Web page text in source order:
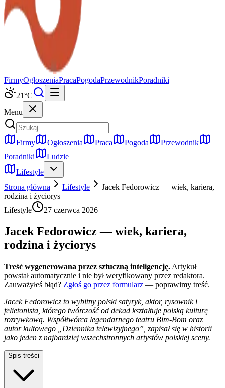
FirmyOgłoszeniaPracaPogodaPrzewodnikPoradniki
21°C
Menu
Firmy Ogłoszenia Praca Pogoda
Przewodnik
Poradniki
Ludzie
Lifestyle
Strona główna
Lifestyle
Jacek Fedorowicz — wiek, kariera,
rodzina i życiorys
Lifestyle
27 czerwca 2026
Jacek Fedorowicz — wiek, kariera,
rodzina i życiorys
Treść wygenerowana przez sztuczną inteligencję. Artykuł
powstał automatycznie i nie był weryfikowany przez redaktora.
Zauważyłeś błąd? Zgłoś go przez formularz — poprawimy treść.
Jacek Fedorowicz to wybitny polski satyryk, aktor, rysownik i
felietonista, którego twórczość od dekad kształtuje polską kulturę
rozrywkową. Współtwórca legendarnego teatru Bim-Bom oraz
autor kultowego „Dziennika telewizyjnego”, zapisał się w historii
jako jeden z najbardziej wszechstronnych artystów polskiej sceny.
Spis treści